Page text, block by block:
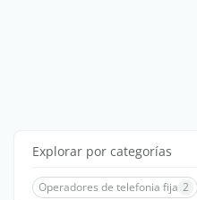
Explorar por categorías
Operadores de telefonia fija 2